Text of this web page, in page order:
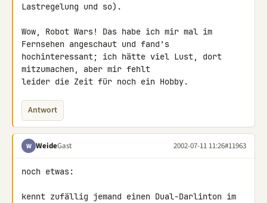
Lastregelung und so).
Wow, Robot Wars! Das habe ich mir mal im
Fernsehen angeschaut und fand's
hochinteressant; ich hätte viel Lust, dort
mitzumachen, aber mir fehlt
leider die Zeit für noch ein Hobby.
Antwort
W WeideGast 2002-07-11 11:26#11963
noch etwas:
kennt zufällig jemand einen Dual-Darlinton im